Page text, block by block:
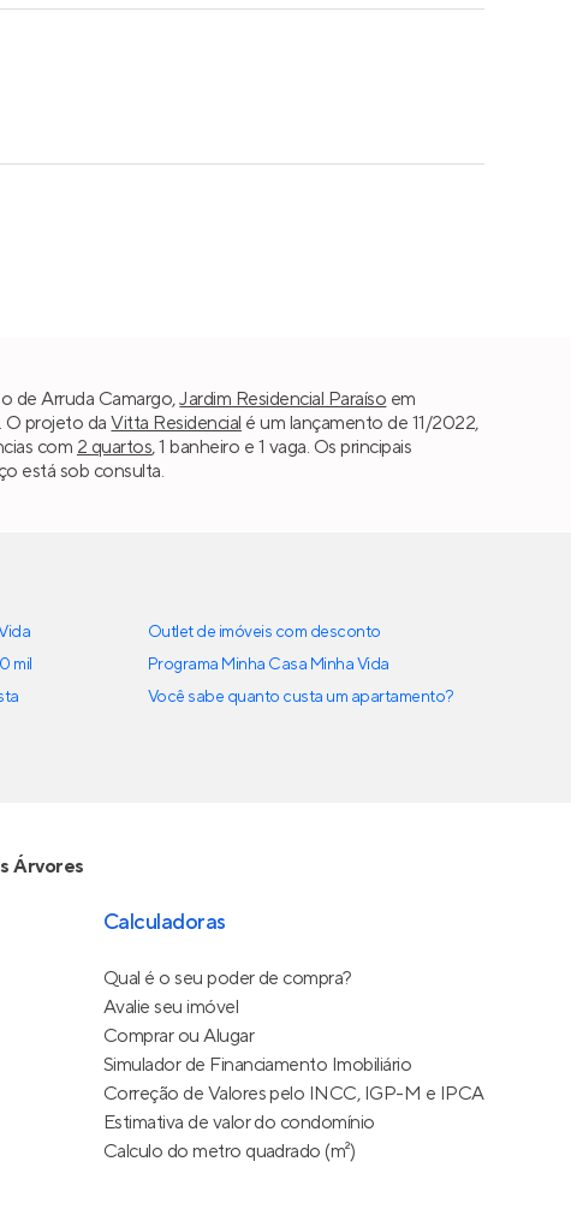
de Arruda Camargo,Jardim Residencial Paraíso em
O projeto daVitta Residencial é um lançamento de 11/2022,
com 2 quartos, 1 banheiro e 1 vaga. Os principais
está sob consulta.
mil
Outlet de imóveis com desconto
Programa Minha Casa Minha Vida
Você sabe quanto custa um apartamento?
Árvores
Calculadoras
Qual é o seu poder de compra?
Avalie seu imóvel
Comprar ou Alugar
Simulador de Financiamento Imobiliário
Correção de Valores pelo INCC, IGP-M e IPCA
Estimativa de valor do condomínio
Calculo do metro quadrado (m²)